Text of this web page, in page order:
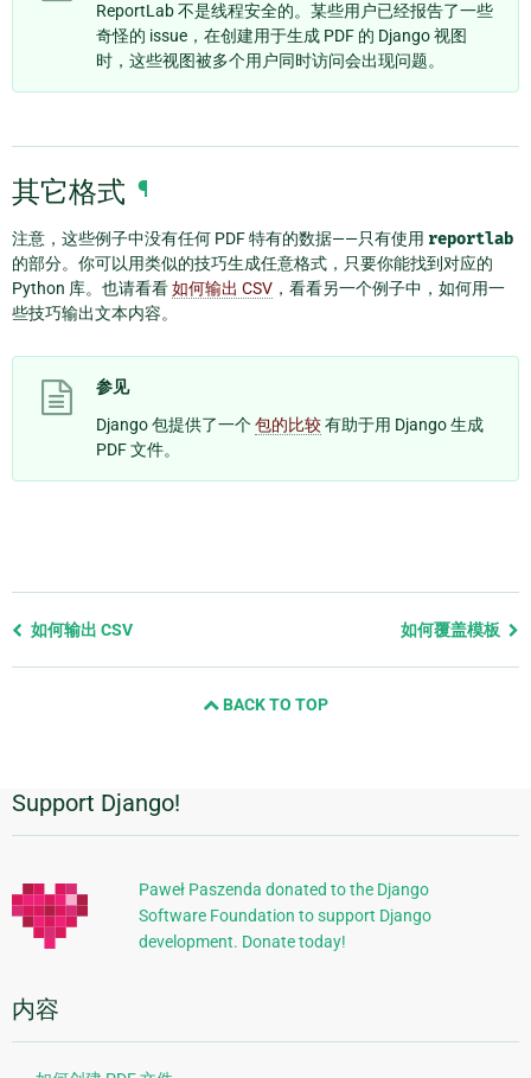
ReportLab 不是线程安全的。某些用户已经报告了一些
奇怪的 issue，在创建用于生成 PDF 的 Django 视图
时，这些视图被多个用户同时访问会出现问题。
其它格式 ¶
注意，这些例子中没有任何 PDF 特有的数据——只有使用 reportlab
的部分。你可以用类似的技巧生成任意格式，只要你能找到对应的
Python 库。也请看看如何输出 CSV ，看看另一个例子中，如何用一
些技巧输出文本内容。
参见
Django 包提供了一个包的比较有助于用 Django 生成
PDF 文件。
Previous
如何输出 CSV 如何覆盖模板
BACK TO TOP
附
加
信
息
Support Django!
Paweł Paszenda donated to the Django
Software Foundation to support Django
development. Donate today!
内容